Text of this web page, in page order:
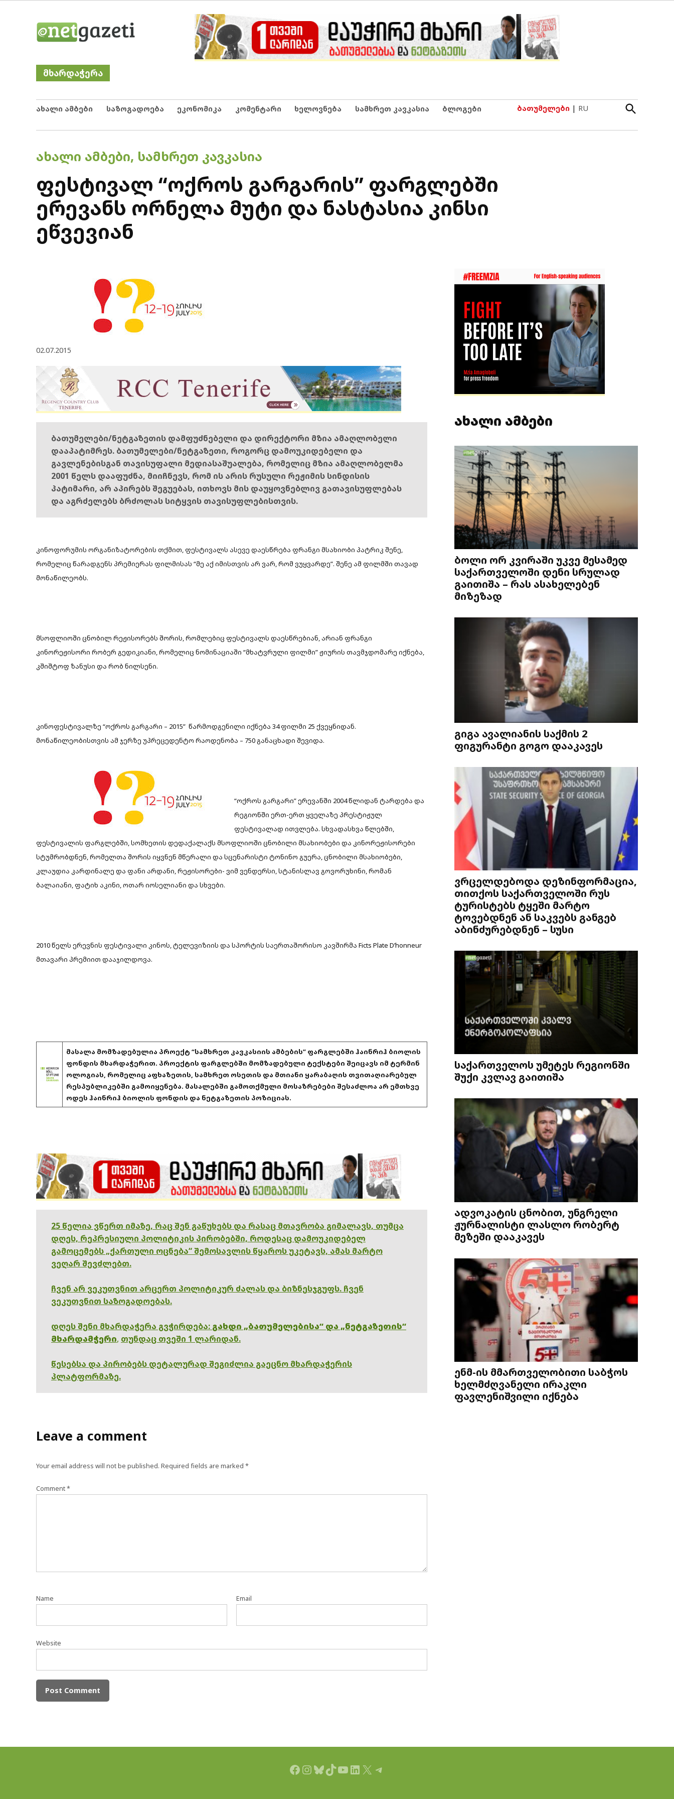
Netgazeti
მხარდაჭერა
ახალი ამბები საზოგადოება ეკონომიკა კომენტარი ხელოვნება სამხრეთ კავკასია ბლოგები ბათუმელები | RU
Open
Search
POSTED
ᲐᲮᲐᲚᲘ ᲐᲛᲑᲔᲑᲘ, ᲡᲐᲛᲮᲠᲔᲗ ᲙᲐᲕᲙᲐᲡᲘᲐ
ფესტივალ “ოქროს გარგარის” ფარგლებში
ერევანს ორნელა მუტი და ნასტასია კინსი
ეწვევიან
02.07.2015
ბათუმელები/ნეტგაზეთის დამფუძნებელი და დირექტორი მზია ამაღლობელი
დააპატიმრეს. ბათუმელები/ნეტგაზეთი, როგორც დამოუკიდებელი და
გავლენებისგან თავისუფალი მედიასაშუალება, რომელიც მზია ამაღლობელმა
2001 წელს დააფუძნა, მიიჩნევს, რომ ის არის რუსული რეჟიმის სინდისის
პატიმარი, არ აპირებს შეგუებას, ითხოვს მის დაუყოვნებლივ გათავისუფლებას
და აგრძელებს ბრძოლას სიტყვის თავისუფლებისთვის.
კინოფორუმის ორგანიზატორების თქმით, ფესტივალს ასევე დაესწრება ფრანგი მსახიობი პატრიკ შენე,
რომელიც წარადგენს პრემიერას ფილმისას “მე აქ იმისთვის არ ვარ, რომ ვუყვარდე”. შენე ამ ფილმში თავად
მონაწილეობს.
მსოფლიოში ცნობილ რეჟისორებს შორის, რომლებიც ფესტივალს დაესწრებიან, არიან ფრანგი
კინორეჟისორი რობერ გედიკიანი, რომელიც ნომინაციაში “მხატვრული ფილმი” ჟიურის თავმჯდომარე იქნება,
კშიშტოფ ზანუსი და რობ ნილსენი.
კინოფესტივალზე “ოქროს გარგარი – 2015” წარმოდგენილი იქნება 34 ფილმი 25 ქვეყნიდან.
მონაწილეობისთვის ამ ჯერზე უპრეცედენტო რაოდენობა – 750 განაცხადი შევიდა.
“ოქროს გარგარი” ერევანში 2004 წლიდან ტარდება და
რეგიონში ერთ-ერთ ყველაზე პრესტიჟულ
ფესტივალად ითვლება. სხვადასხვა წლებში,
ფესტივალის ფარგლებში, სომხეთის დედაქალაქს მსოფლიოში ცნობილი მსახიობები და კინორეჟისორები
სტუმრობდნენ, რომელთა შორის იყვნენ მწერალი და სცენარისტი ტონინო გუერა, ცნობილი მსახიობები,
კლაუდია კარდინალე და ფანი არდანი, რეჟისორები- ვიმ ვენდერსი, სტანისლავ გოვორუხინი, რომან
ბალაიანი, ფატიხ აკინი, ოთარ იოსელიანი და სხვები.
2010 წელს ერევნის ფესტივალი კინოს, ტელევიზიის და სპორტის საერთაშორისო კავშირმა Ficts Plate D’honneur
მთავარი პრემიით დააჯილდოვა.
მასალა მომზადებულია პროექტ “სამხრეთ კავკასიის ამბების” ფარგლებში ჰაინრიჰ ბიოლის
ფონდის მხარდაჭერით. პროექტის ფარგლებში მომზადებული ტექსტები შეიცავს იმ ტერმინ
ოლოგიას, რომელიც აფხაზეთის, სამხრეთ ოსეთის და მთიანი ყარაბაღის თვითაღიარებულ
რესპუბლიკებში გამოიყენება. მასალებში გამოთქმული მოსაზრებები შესაძლოა არ ემთხვე
ოდეს ჰაინრიჰ ბიოლის ფონდის და ნეტგაზეთის პოზიციას.
25 წელია ვწერთ იმაზე, რაც შენ გაწუხებს და რასაც მთავრობა გიმალავს, თუმცა
დღეს, რეპრესიული პოლიტიკის პირობებში, როდესაც დამოუკიდებელ
გამოცემებს „ქართული ოცნება“ შემოსავლის წყაროს უკეტავს, ამას მარტო
ვეღარ შევძლებთ.
ჩვენ არ ვეკუთვნით არცერთ პოლიტიკურ ძალას და ბიზნესჯგუფს. ჩვენ
ვეკუთვნით საზოგადოებას.
დღეს შენი მხარდაჭერა გვჭირდება: გახდი „ბათუმელებისა“ და „ნეტგაზეთის“
მხარდამჭერი, თუნდაც თვეში 1 ლარიდან.
წესებსა და პირობებს დეტალურად შეგიძლია გაეცნო მხარდაჭერის
პლატფორმაზე.
Leave a comment
Your email address will not be published. Required fields are marked *
Comment*
Name Email
Website
ახალი ამბები
ბოლი ორ კვირაში უკვე მესამედ
საქართველოში დენი სრულად
გაითიშა – რას ასახელებენ
მიზეზად
გიგა ავალიანის საქმის 2
ფიგურანტი გოგო დააკავეს
ვრცელდებოდა დეზინფორმაცია,
თითქოს საქართველოში რუს
ტურისტებს ტყეში მარტო
ტოვებდნენ ან საკვებს განგებ
აბინძურებდნენ – სუსი
საქართველოს უმეტეს რეგიონში
შუქი კვლავ გაითიშა
ადვოკატის ცნობით, უნგრელი
ჟურნალისტი ლასლო რობერტ
მეზეში დააკავეს
ენმ-ის მმართველობითი საბჭოს
ხელმძღვანელი ირაკლი
ფავლენიშვილი იქნება
Facebook
Instagram
Bluesky
TikTok
YouTube
LinkedIn
X Telegram